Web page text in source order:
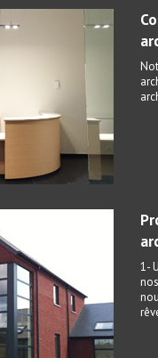
1-